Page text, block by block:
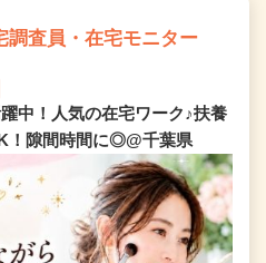
調査員・在宅モニター
中！人気の在宅ワーク♪扶養
！隙間時間に◎@千葉県